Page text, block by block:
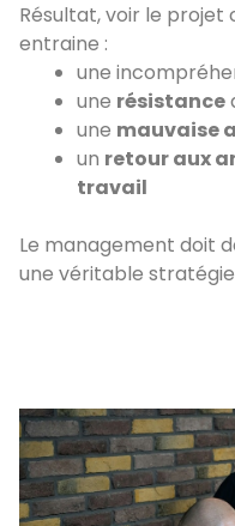
Résultat, voir le
entraine :
une
une résistance
une mauvaise
un retour aux
travail
Le management doit
une véritable